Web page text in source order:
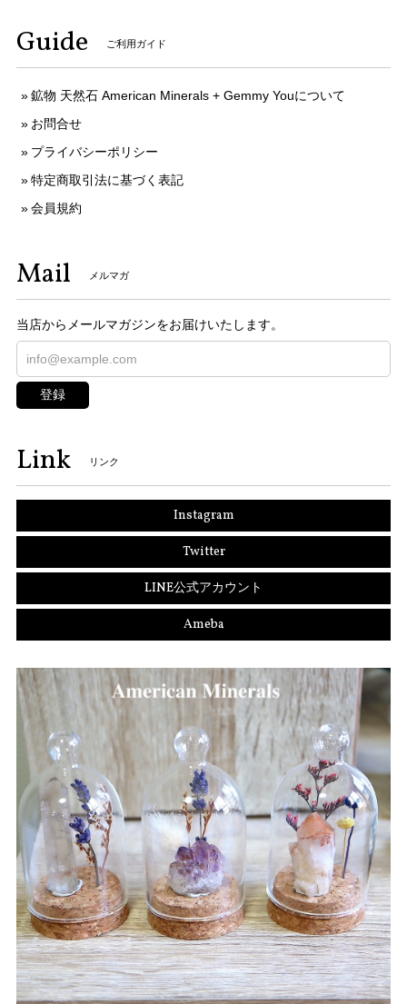
Guide ご利用ガイド
鉱物 天然石 American Minerals + Gemmy Youについて
お問合せ
プライバシーポリシー
特定商取引法に基づく表記
会員規約
Mail メルマガ
当店からメールマガジンをお届けいたします。
登録
Link リンク
Instagram
Twitter
LINE公式アカウント
Ameba